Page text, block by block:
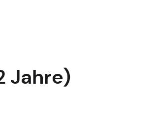
Jahre)